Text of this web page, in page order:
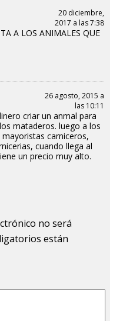
20 diciembre,
2017 a las 7:38
A LOS ANIMALES QUE
26 agosto, 2015 a
las 10:11
criar un anmal para
mataderos. luego a los
carniceros,
cuando llega al
un precio muy alto.
no será
están